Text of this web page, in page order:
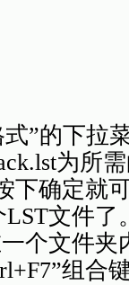
”的下拉
为所
下确定就
文件了
个文件夹
组合